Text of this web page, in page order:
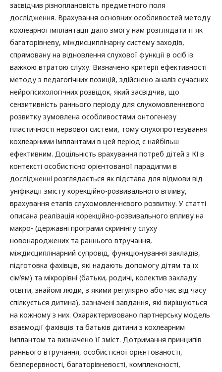
засвідчив різноплановість предметного поля
дослідження. Врахування основних особливостей методу
кохлеарної імплантації дало змогу нам розглядати її як
багаторівневу, міждисциплінарну систему заходів,
спрямовану на відновлення слухової функції в осіб із
важкою втратою слуху. Визначено критерії ефективності
методу з педагогічних позицій, здійснено аналіз сучасних
нейропсихологічних розвідок, який засвідчив, що
сензитивність раннього періоду для слухомовленнєвого
розвитку зумовлена особливостями онтогенезу
пластичності нервової системи, тому слухопротезування
кохлеарними імплантами в цей період є найбільш
ефективним. Доцільність врахування потреб дітей з КІ в
контексті особистісно орієнтованої парадигми в
дослідженні розглядається як підстава для відмови від
уніфікації змісту корекційно-розвивального впливу,
врахування етапів слухомовленнєвого розвитку. У статті
описана реалізація корекційно-розвивального впливу на
макро- (державні програми скринінгу слуху
новонароджених та раннього втручання,
міждисциплінарний супровід, функціонування закладів,
підготовка фахівців, які надають допомогу дітям та їх
сім’ям) та мікрорівні (батьки, родичі, колектив закладу
освіти, знайомі люди, з якими регулярно або час від часу
спілкується дитина), зазначені завдання, які вирішуються
на кожному з них. Охарактеризовано партнерську модель
взаємодії фахівців та батьків дитини з кохлеарним
імплантом та визначено її зміст. Дотримання принципів
раннього втручання, особистісної орієнтованості,
безперервності, багаторівневості, комплексності,